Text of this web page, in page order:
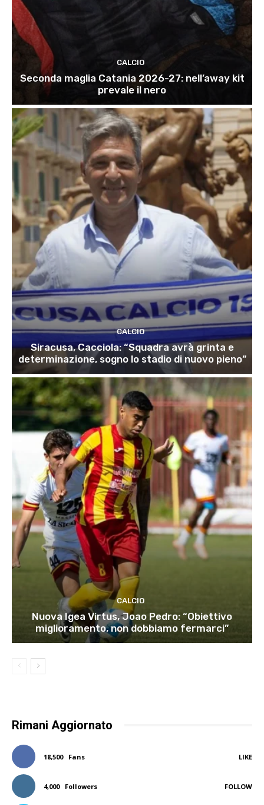
CALCIO
Seconda maglia Catania 2026-27: nell’away kit
prevale il nero
CALCIO
Siracusa, Cacciola: “Squadra avrà grinta e
determinazione, sogno lo stadio di nuovo pieno”
CALCIO
Nuova Igea Virtus, Joao Pedro: “Obiettivo
miglioramento, non dobbiamo fermarci”
Rimani Aggiornato
18,500 Fans LIKE
4,000 Followers FOLLOW